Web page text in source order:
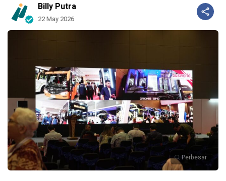
Billy Putra
22 May 2026
Perbesar